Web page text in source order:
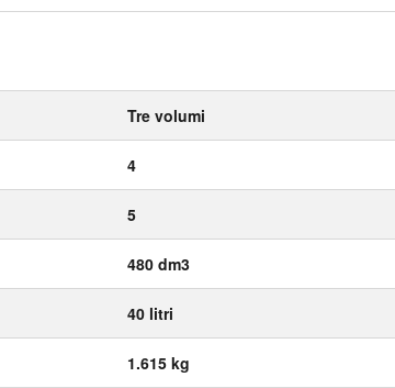
Tre volumi
4
5
480 dm3
40 litri
1.615 kg